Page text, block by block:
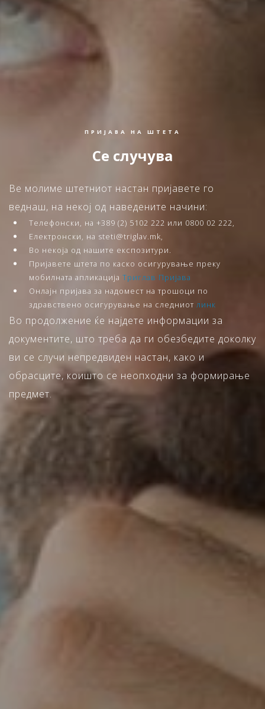
ПРИЈАВА НА ШТЕТА
Се случува
Ве молиме штетниот настан пријавете го
веднаш, на некој од наведените начини:
Телефонски, на +389 (2) 5102 222 или 0800 02 222,
Електронски, на steti@triglav.mk,
Во некоја од нашите експозитури.
Пријавете штета по каско осигурување преку
мобилната апликација Триглав Пријава
Онлајн пријава за надомест на трошоци по
здравствено осигурување на следниот линк
Во продолжение ќе најдете информации за
документите, што треба да ги обезбедите доколку
ви се случи непредвиден настан, како и
обрасците, коишто се неопходни за формирање
предмет.